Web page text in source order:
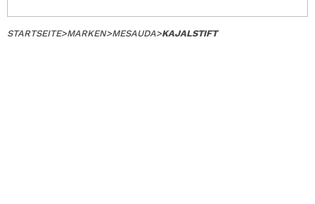
STARTSEITE>MARKEN>MESAUDA>KAJALSTIFT